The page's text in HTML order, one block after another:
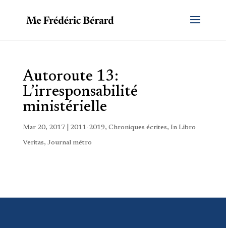
Autoroute 13:
L’irresponsabilité
ministérielle
Mar 20, 2017| 2011-2019, Chroniques écrites, In Libro
Veritas, Journal métro